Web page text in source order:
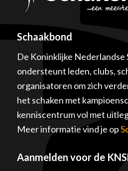
Schaakbond
De Koninklijke Nederlandse
ondersteunt leden, clubs,
organisatoren om zich
het schaken met
kenniscentrum vol met
Meer informatie vind je op
Aanmelden voor de